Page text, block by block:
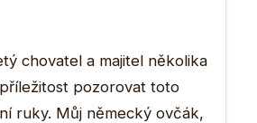
chovatel a majitel několika
pozorovat toto
ruky. Můj německý ovčák,